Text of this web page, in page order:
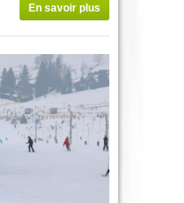
En savoir plus